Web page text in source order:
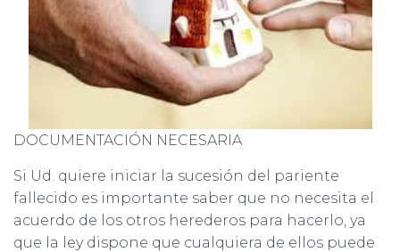
DOCUMENTACIÓN NECESARIA
Si Ud. quiere iniciar la sucesión del pariente
fallecido es importante saber que no necesita el
acuerdo de los otros herederos para hacerlo, ya
que la ley dispone que cualquiera de ellos puede